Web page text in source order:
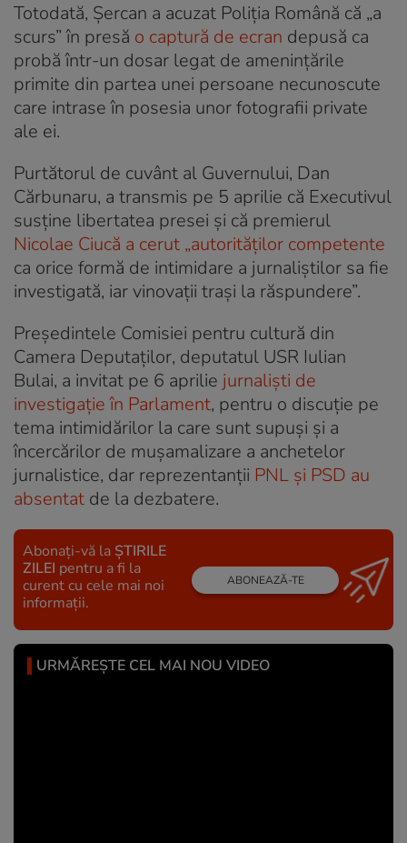
Totodată, Şercan a acuzat Poliția Română că „a
scurs” în presă o captură de ecran depusă ca
probă într-un dosar legat de amenințările
primite din partea unei persoane necunoscute
care intrase în posesia unor fotografii private
ale ei.
Purtătorul de cuvânt al Guvernului, Dan
Cărbunaru, a transmis pe 5 aprilie că Executivul
susţine libertatea presei și că premierul
Nicolae Ciucă a cerut „autorităților competente
ca orice formă de intimidare a jurnaliștilor sa fie
investigată, iar vinovații trași la răspundere”.
Președintele Comisiei pentru cultură din
Camera Deputaților, deputatul USR Iulian
Bulai, a invitat pe 6 aprilie jurnaliști de
investigație în Parlament, pentru o discuție pe
tema intimidărilor la care sunt supuși și a
încercărilor de mușamalizare a anchetelor
jurnalistice, dar reprezentanții PNL și PSD au
absentat de la dezbatere.
Abonați-vă la ȘTIRILE
ZILEI pentru a fi la
curent cu cele mai noi
informații.
ABONEAZĂ-TE
URMĂREȘTE CEL MAI NOU VIDEO